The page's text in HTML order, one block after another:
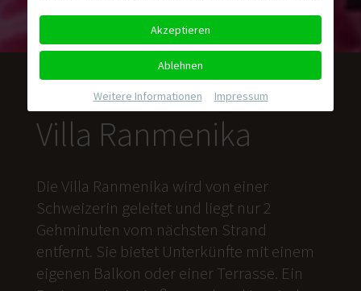
Villa Ranmenika
Die Villa Ranmenika wird von einer
Schweizerin geleitet und liegt nur 2
Gehminuten vom nächsten Strand
entfernt. Sie bietet Unterkünfte mit einem
eigenen Balkon oder einer Terrasse. Ein
Akzeptieren
Ablehnen
Weitere Informationen Impressum